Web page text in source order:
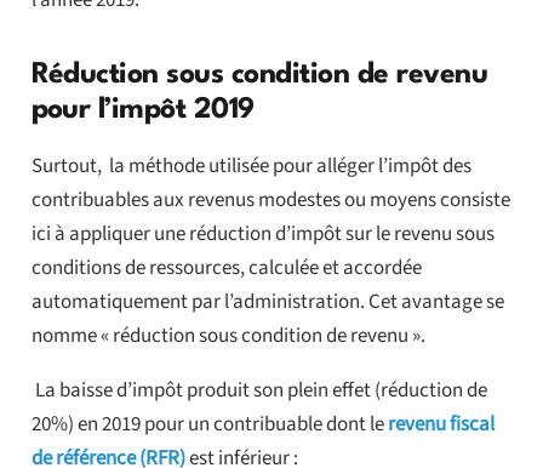
Réduction sous condition de revenu
pour l’impôt 2019
Surtout, la méthode utilisée pour alléger l’impôt des
contribuables aux revenus modestes ou moyens consiste
ici à appliquer une réduction d’impôt sur le revenu sous
conditions de ressources, calculée et accordée
automatiquement par l’administration. Cet avantage se
nomme « réduction sous condition de revenu ».
La baisse d’impôt produit son plein effet (réduction de
20%) en 2019 pour un contribuable dont lerevenu fiscal
de référence (RFR)est inférieur :